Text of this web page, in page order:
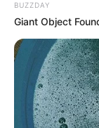
BUZZDAY
Giant Object